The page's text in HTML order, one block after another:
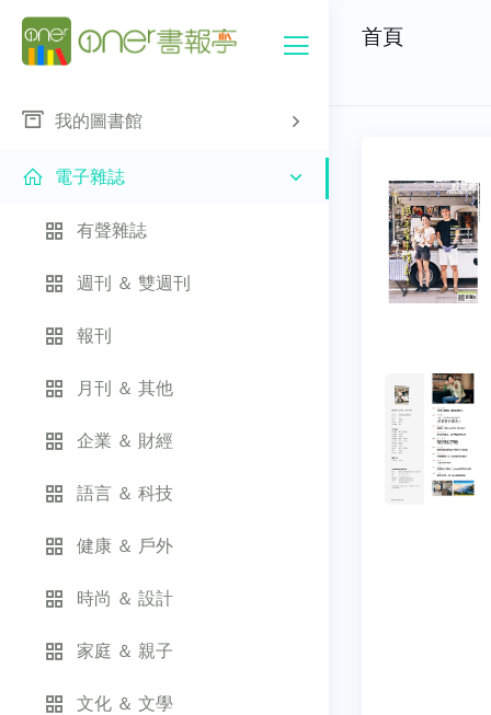
我的圖書館
電子雜誌
有聲雜誌
週刊 ＆ 雙週刊
報刊
月刊 ＆ 其他
企業 ＆ 財經
語言 ＆ 科技
健康 ＆ 戶外
時尚 ＆ 設計
家庭 ＆ 親子
文化 ＆ 文學
首頁